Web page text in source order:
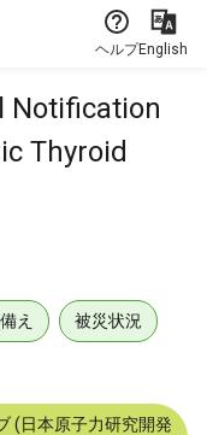
ヘルプEnglish
Notification
Thyroid
え 被災状況
(日本原子力研究開発